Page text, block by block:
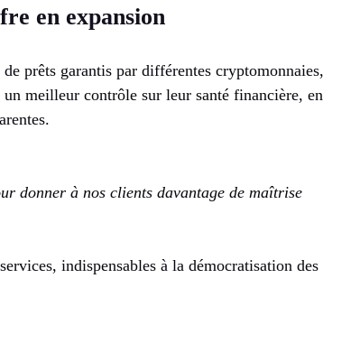
en expansion
prêts garantis par différentes cryptomonnaies,
meilleur contrôle sur leur santé financière, en
donner à nos clients davantage de maîtrise
indispensables à la démocratisation des